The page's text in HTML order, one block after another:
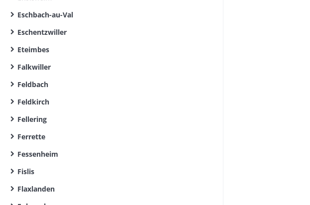
Eschbach-au-Val
Eschentzwiller
Eteimbes
Falkwiller
Feldbach
Feldkirch
Fellering
Ferrette
Fessenheim
Fislis
Flaxlanden